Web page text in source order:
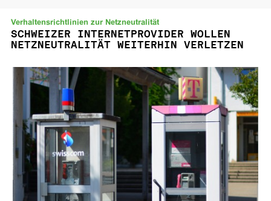
Verhaltensrichtlinien zur Netzneutralität
SCHWEIZER INTERNETPROVIDER WOLLEN
NETZNEUTRALITÄT WEITERHIN VERLETZEN